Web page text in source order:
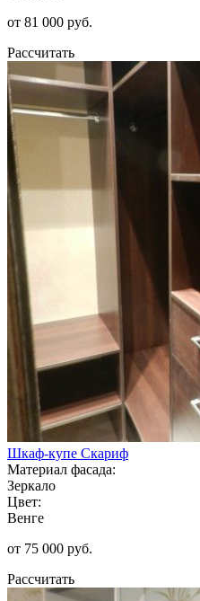
от 81 000 руб.
Рассчитать
Шкаф-купе Скариф
Материал фасада:
Зеркало
Цвет:
Венге
от 75 000 руб.
Рассчитать